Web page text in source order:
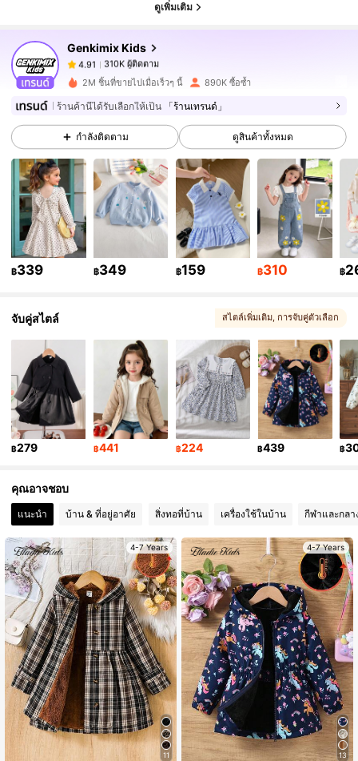
ดูเพิ่มเติม
Genkimix Kids
4.91
310K ผู้ติดตาม
6***2จ่าย 1 วันที่ผ่านมา
4.91 310K ผู้ติดตาม
4.91 310K ผู้ติดตาม
4.91 310K ผู้ติดตาม
310K ผู้ติดตาม
310K ผู้ติดตาม
4.91 310K ผู้ติดตาม
2M ชิ้นที่ขายไปเมื่อเร็วๆ นี้ 890K ซื้อซ้ำ
ร้านค้านี้ได้รับเลือกให้เป็น 「ร้านเทรนด์」
กำลังติดตาม ดูสินค้าทั้งหมด
฿339 ฿349 ฿159 ฿310 ฿
จับคู่สไตล์ สไตล์เพิ่มเติม, การจับคู่ตัวเลือก
฿279 ฿441 ฿224 ฿439 ฿
คุณอาจชอบ
แนะนำ บ้าน & ที่อยู่อาศัย สิ่งทอที่บ้าน เครื่องใช้ในบ้าน กีฬาและกลา
4-7 Years
11
4-7 Years
13